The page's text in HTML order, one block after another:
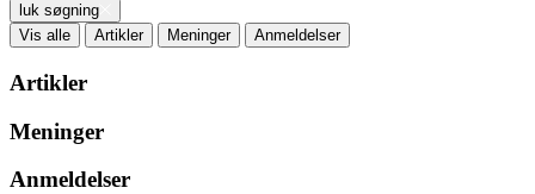
luk søgning
Vis alle
Artikler Meninger Anmeldelser
Artikler
Meninger
Anmeldelser